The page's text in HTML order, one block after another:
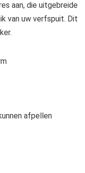
aan, die uitgebreide
van uw verfspuit. Dit
afpellen